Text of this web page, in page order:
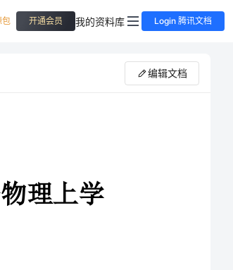
包 开通会员 我的资料库 Login 腾讯文档
编辑文档